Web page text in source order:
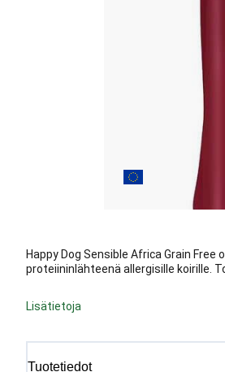
Happy Dog Sensible Africa Grain
proteiininlähteenä allergisille koirille.
Lisätietoja
Tuotetiedot